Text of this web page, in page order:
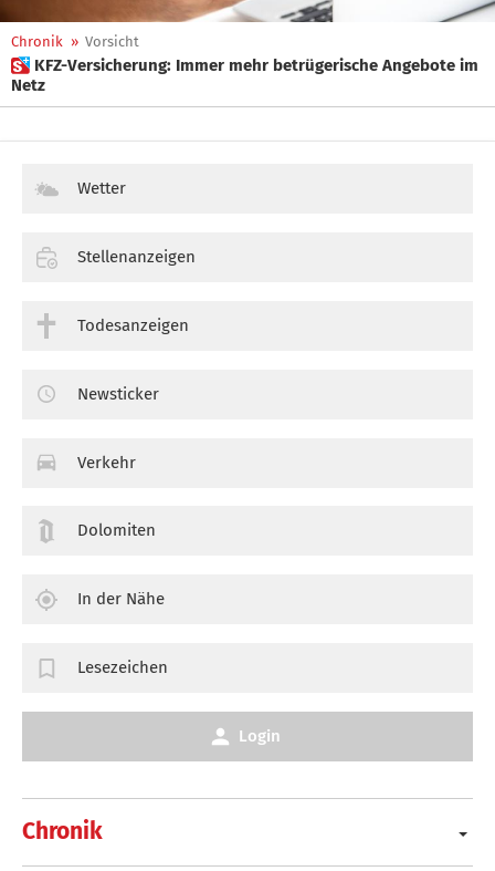
Chronik » Vorsicht
 KFZ-Versicherung: Immer mehr betrügerische Angebote im
Netz
Chronik
Wetter
Stellenanzeigen
Todesanzeigen
Newsticker
Verkehr
Dolomiten
In der Nähe
Lesezeichen
Login